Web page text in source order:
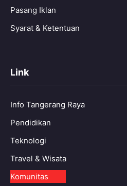
Pasang Iklan
Syarat & Ketentuan
Link
Info Tangerang Raya
Pendidikan
Teknologi
Travel & Wisata
Komunitas